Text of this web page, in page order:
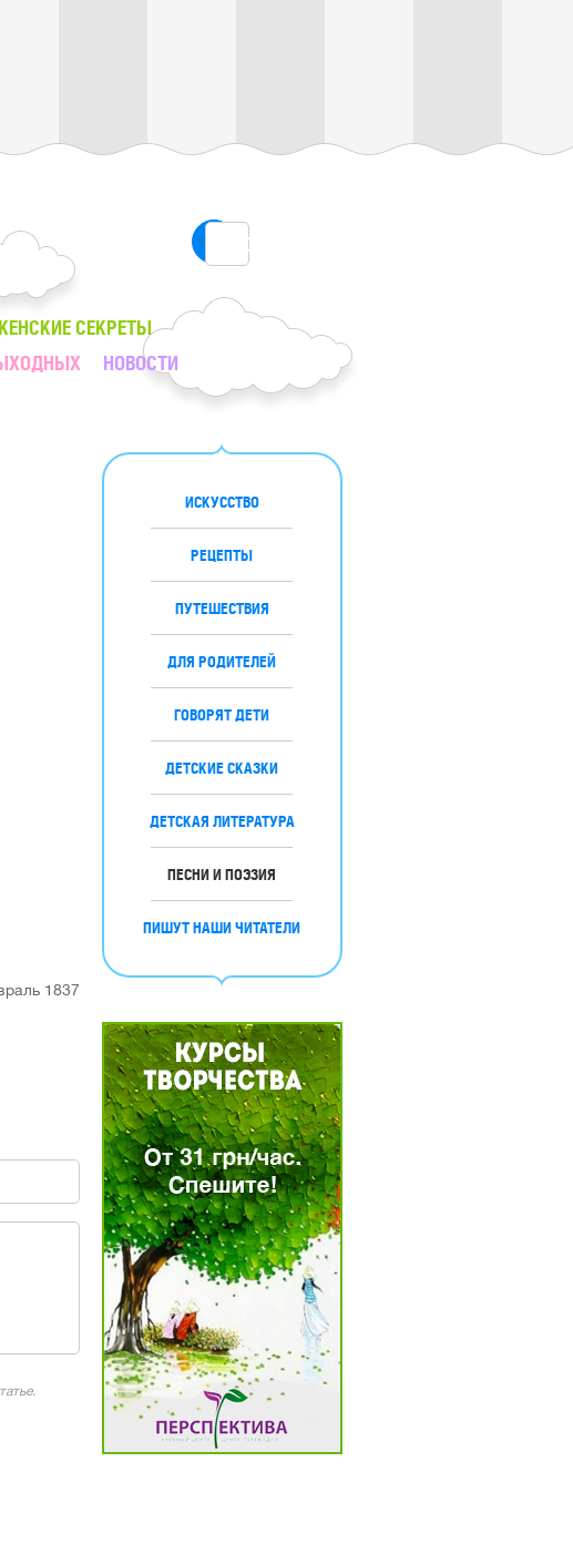
ПОИСК
СЕКРЕТЫ
НОВОСТИ
1837
ИСКУССТВО
РЕЦЕПТЫ
ПУТЕШЕСТВИЯ
ДЛЯ РОДИТЕЛЕЙ
ГОВОРЯТ ДЕТИ
ДЕТСКИЕ СКАЗКИ
ДЕТСКАЯ ЛИТЕРАТУРА
ПЕСНИ И ПОЭЗИЯ
ПИШУТ НАШИ ЧИТАТЕЛИ